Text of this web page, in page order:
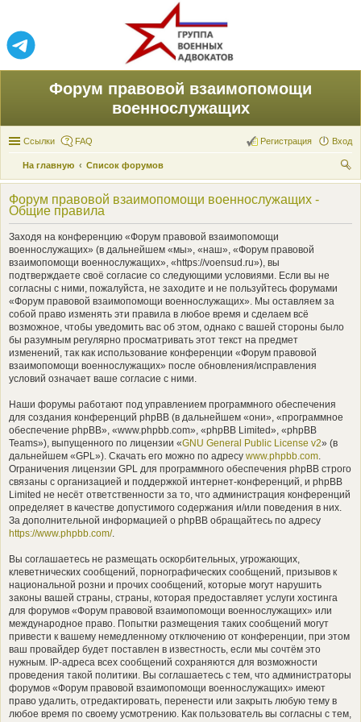
Форум правовой взаимопомощи
военнослужащих
Ссылки FAQ Вход
Регистрация
На главную
Список форумов
ои
Форум правовой взаимопомощи военнослужащих -
Общие правила
Заходя на конференцию «Форум правовой взаимопомощи
военнослужащих» (в дальнейшем «мы», «наш», «Форум правовой
взаимопомощи военнослужащих», «https://voensud.ru»), вы
подтверждаете своё согласие со следующими условиями. Если вы не
согласны с ними, пожалуйста, не заходите и не пользуйтесь форумами
«Форум правовой взаимопомощи военнослужащих». Мы оставляем за
собой право изменять эти правила в любое время и сделаем всё
возможное, чтобы уведомить вас об этом, однако с вашей стороны было
бы разумным регулярно просматривать этот текст на предмет
изменений, так как использование конференции «Форум правовой
взаимопомощи военнослужащих» после обновления/исправления
условий означает ваше согласие с ними.
Наши форумы работают под управлением программного обеспечения
для создания конференций phpBB (в дальнейшем «они», «программное
обеспечение phpBB», «www.phpbb.com», «phpBB Limited», «phpBB
Teams»), выпущенного по лицензии «GNU General Public License v2» (в
дальнейшем «GPL»). Скачать его можно по адресу www.phpbb.com.
Ограничения лицензии GPL для программного обеспечения phpBB строго
связаны с организацией и поддержкой интернет-конференций, и phpBB
Limited не несёт ответственности за то, что администрация конференций
определяет в качестве допустимого содержания и/или поведения в них.
За дополнительной информацией о phpBB обращайтесь по адресу
https://www.phpbb.com/.
Вы соглашаетесь не размещать оскорбительных, угрожающих,
клеветнических сообщений, порнографических сообщений, призывов к
национальной розни и прочих сообщений, которые могут нарушить
законы вашей страны, страны, которая предоставляет услуги хостинга
для форумов «Форум правовой взаимопомощи военнослужащих» или
международное право. Попытки размещения таких сообщений могут
привести к вашему немедленному отключению от конференции, при этом
ваш провайдер будет поставлен в известность, если мы сочтём это
нужным. IP-адреса всех сообщений сохраняются для возможности
проведения такой политики. Вы соглашаетесь с тем, что администраторы
форумов «Форум правовой взаимопомощи военнослужащих» имеют
право удалить, отредактировать, перенести или закрыть любую тему в
любое время по своему усмотрению. Как пользователь вы согласны с тем,